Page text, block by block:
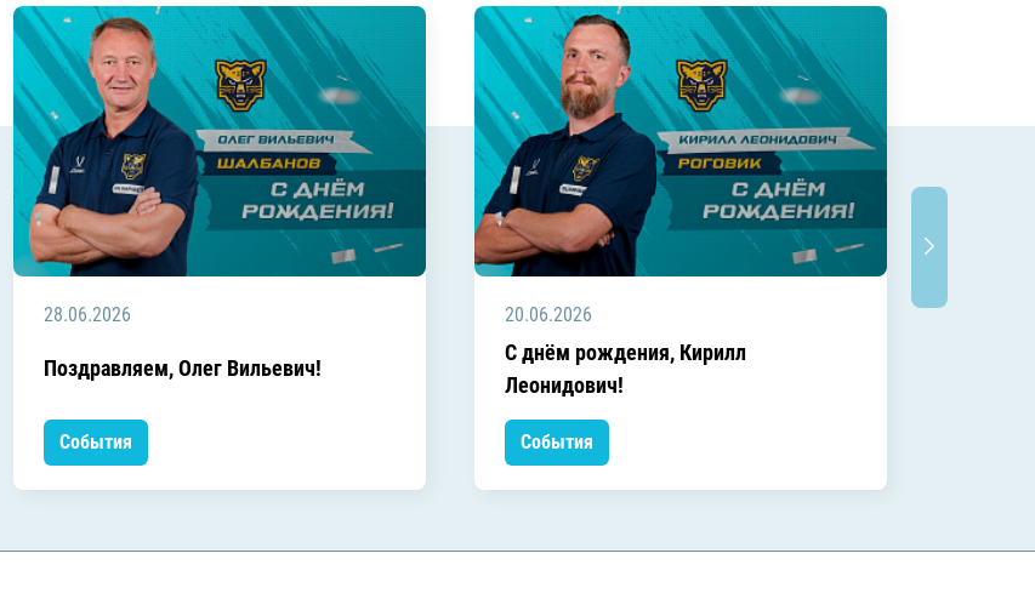
28.06.2026
Поздравляем, Олег Вильевич!
События
20.06.2026
C днём рождения, Кирилл
Леонидович!
События